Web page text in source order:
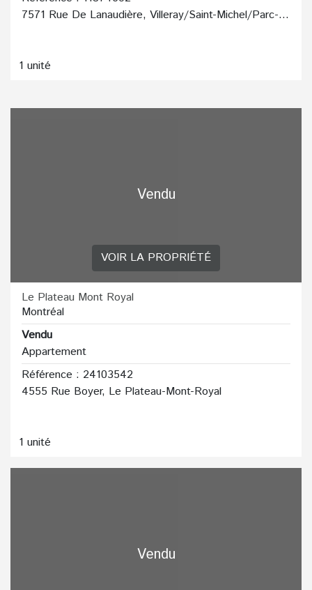
7571 Rue De Lanaudière, Villeray/Saint-Michel/Parc-Extension
1 unité
Vendu
VOIR LA PROPRIÉTÉ
Le Plateau Mont Royal
Montréal
Vendu
Appartement
Référence : 24103542
4555 Rue Boyer, Le Plateau-Mont-Royal
1 unité
Vendu